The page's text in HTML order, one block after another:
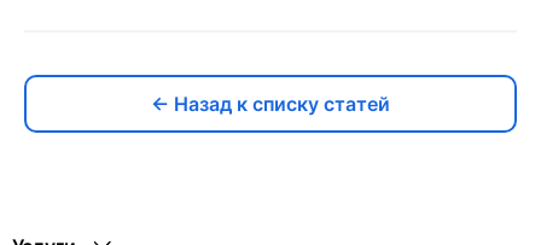
← Назад к списку статей